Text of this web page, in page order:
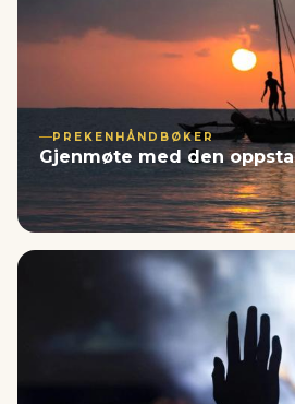
PREKENHÅNDBØKER
Gjenmøte med den